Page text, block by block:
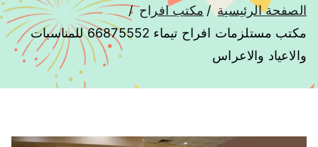
الصفحة الرئيسية
مكتب افراح
مكتب مستلزمات افراح تيماء 66875552 للمناسبات
والاعياد والاعراس